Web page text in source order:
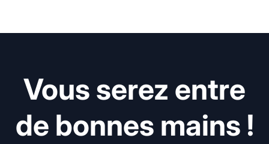
Vous serez entre
de bonnes mains !